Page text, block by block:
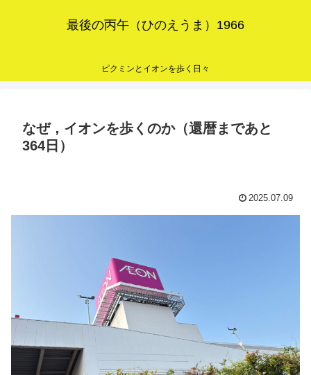
最後の丙午（ひのえうま）1966
ピクミンとイオンを歩く日々
なぜ，イオンを歩くのか（還暦まであと
364日）
2025.07.09